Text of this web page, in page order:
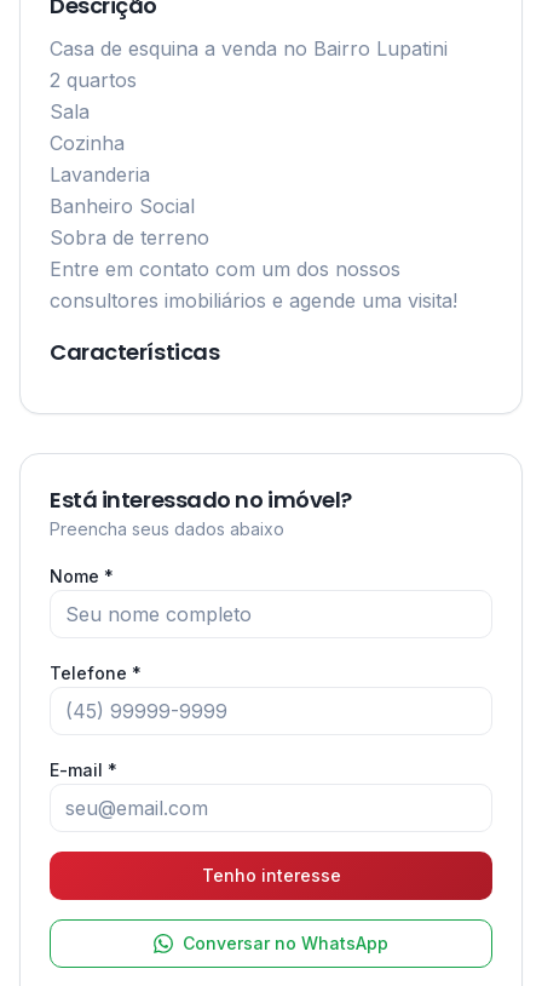
Casa de esquina a venda no Bairro Lupatini
2 quartos
Sala
Cozinha
Lavanderia
Banheiro Social
Sobra de terreno
Entre em contato com um dos nossos
consultores imobiliários e agende uma visita!
Características
Está interessado no imóvel?
Preencha seus dados abaixo
Nome *
Telefone *
E-mail *
Tenho interesse
Conversar no WhatsApp